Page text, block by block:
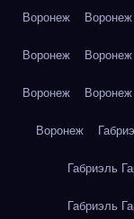
Воронеж Воронеж
Воронеж Воронеж
Воронеж Воронеж
Воронеж
Габриэль
Габриэль